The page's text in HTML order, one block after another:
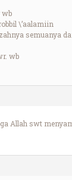
wb
\’aalamiin
semuanya
wb
Allah swt